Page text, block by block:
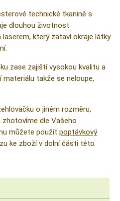
technické tkanině s
dlouhou životnost
laserem, který zataví okraje látky
zase zajiští vysokou kvalitu a
takže se neloupe,
o jiném rozměru,
dle Vašeho
můžete použít poptávkový
ke zboží v dolní části této